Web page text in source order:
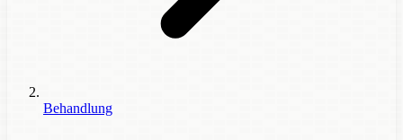
Behandlung